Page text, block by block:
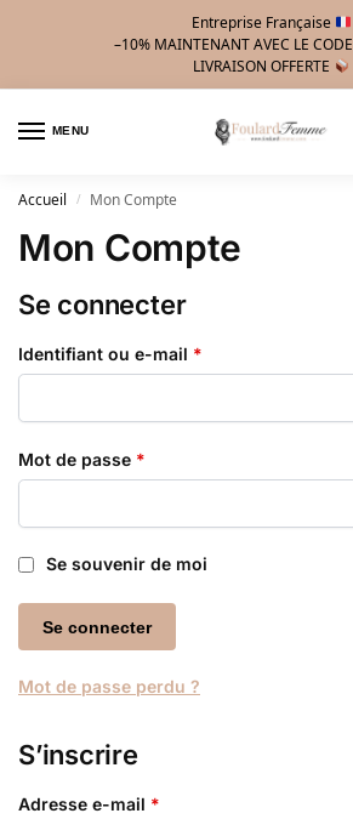
Entreprise Française
–10% MAINTENANT AVEC LE CODE
LIVRAISON OFFERTE
MENU
Accueil / Mon Compte
Mon Compte
Se connecter
Identifiant ou e-mail *
Mot de passe *
Se souvenir de moi
Se connecter
Mot de passe perdu ?
S’inscrire
Adresse e-mail *